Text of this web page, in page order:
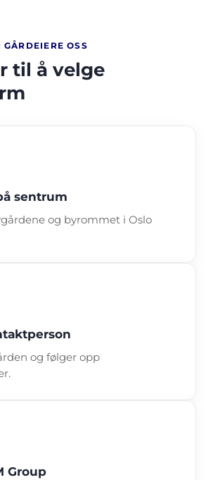
GÅRDEIERE OSS
til å velge
sentrum
og byrommet i Oslo
og følger opp
Group